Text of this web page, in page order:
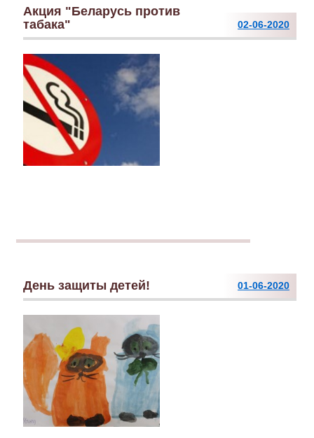
Акция "Беларусь против
табака"
02-06-2020
День защиты детей! 01-06-2020